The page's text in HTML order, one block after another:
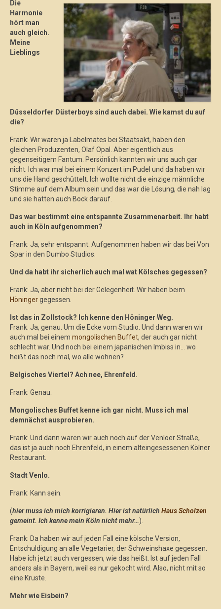
Die
Harmonie
hört man
auch gleich.
Meine
Lieblings
Düsseldorfer Düsterboys sind auch dabei. Wie kamst du auf
die?
Frank: Wir waren ja Labelmates bei Staatsakt, haben den
gleichen Produzenten, Olaf Opal. Aber eigentlich aus
gegenseitigem Fantum. Persönlich kannten wir uns auch gar
nicht. Ich war mal bei einem Konzert im Pudel und da haben wir
uns die Hand geschüttelt. Ich wollte nicht die einzige männliche
Stimme auf dem Album sein und das war die Lösung, die nah lag
und sie hatten auch Bock darauf.
Das war bestimmt eine entspannte Zusammenarbeit. Ihr habt
auch in Köln aufgenommen?
Frank: Ja, sehr entspannt. Aufgenommen haben wir das bei Von
Spar in den Dumbo Studios.
Und da habt ihr sicherlich auch mal wat Kölsches gegessen?
Frank: Ja, aber nicht bei der Gelegenheit. Wir haben beim
Höningergegessen.
Ist das in Zollstock? Ich kenne den Höninger Weg.
Frank: Ja, genau. Um die Ecke vom Studio. Und dann waren wir
auch mal bei einem mongolischen Buffet, der auch gar nicht
schlecht war. Und noch bei einem japanischen Imbiss in… wo
heißt das noch mal, wo alle wohnen?
Belgisches Viertel? Ach nee, Ehrenfeld.
Frank: Genau.
Mongolisches Buffet kenne ich gar nicht. Muss ich mal
demnächst ausprobieren.
Frank: Und dann waren wir auch noch auf der Venloer Straße,
das ist ja auch noch Ehrenfeld, in einem alteingesessenen Kölner
Restaurant.
Stadt Venlo.
Frank: Kann sein.
(hier muss ich mich korrigieren. Hier ist natürlich Haus Scholzen
gemeint. Ich kenne mein Köln nicht mehr…).
Frank: Da haben wir auf jeden Fall eine kölsche Version,
Entschuldigung an alle Vegetarier, der Schweinshaxe gegessen.
Habe ich jetzt auch vergessen, wie das heißt. Ist auf jeden Fall
anders als in Bayern, weil es nur gekocht wird. Also, nicht mit so
eine Kruste.
Mehr wie Eisbein?